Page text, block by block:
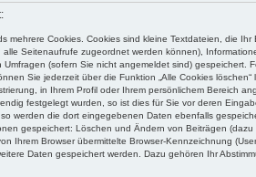
mehrere Cookies. Cookies sind kleine Textdateien, die
Seitenaufrufe zugeordnet werden können),
(sofern Sie nicht angemeldet sind)
Sie jederzeit über die Funktion „Alle Cookies löschen“
in Ihrem Profil oder Ihrem persönlichem Bereich
festgelegt wurden, so ist dies für Sie vor deren
werden die dort eingegebenen Daten ebenfalls
gespeichert: Löschen und Ändern von Beiträgen
Ihrem Browser übermittelte Browser-Kennzeichnung
Daten gespeichert werden. Dazu gehören Ihr